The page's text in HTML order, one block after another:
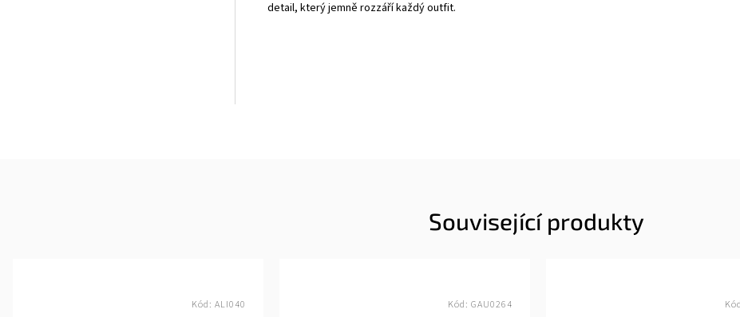
detail, který jemně rozzáří každý outfit.
Související produkty
Kód: ALI040 Kód: GAU0264